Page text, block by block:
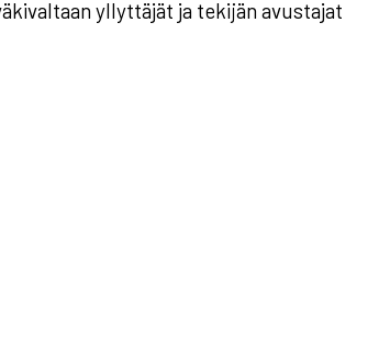
yllyttäjät ja tekijän avustajat